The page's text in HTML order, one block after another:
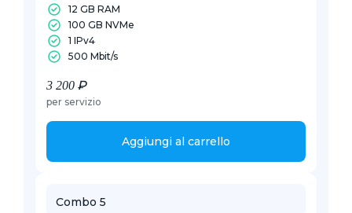
12 GB RAM
100 GB NVMe
1 IPv4
500 Mbit/s
3 200 ₽
per servizio
Aggiungi al carrello
Combo 5